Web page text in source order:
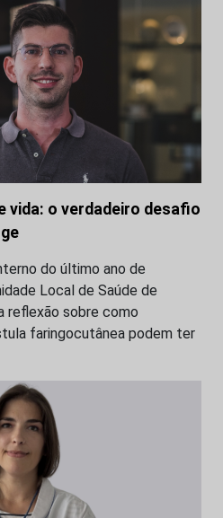
vida: o verdadeiro desafio
do último ano de
Local de Saúde de
reflexão sobre como
faringocutânea podem ter